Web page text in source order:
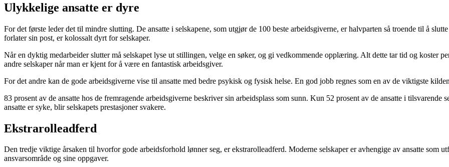
Ulykkelige ansatte er dyre
For det første leder det til mindre slutting. De ansatte i selskapene, som utgjør de 100 beste arbeidsgiverne, er halvparten så troende til å
forlater sin post, er kolossalt dyrt for selskaper.
Når en dyktig medarbeider slutter må selskapet lyse ut stillingen, velge en søker, og gi vedkommende opplæring. Alt dette tar tid og koster
andre selskaper når man er kjent for å være en fantastisk arbeidsgiver.
For det andre kan de gode arbeidsgiverne vise til ansatte med bedre psykisk og fysisk helse. En god jobb regnes som en av de viktigste
83 prosent av de ansatte hos de fremragende arbeidsgiverne beskriver sin arbeidsplass som sunn. Kun 52 prosent av de ansatte i tilsvarende
ansatte er syke, blir selskapets prestasjoner svakere.
Ekstrarolleadferd
Den tredje viktige årsaken til hvorfor gode arbeidsforhold lønner seg, er ekstrarolleadferd. Moderne selskaper er avhengige av ansatte som
ansvarsområde og sine oppgaver.